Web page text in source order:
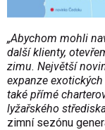
„Abychom mohli
další klienty,
zimu. Největší
expanze
také přímé
lyžařského
zimní sezónu